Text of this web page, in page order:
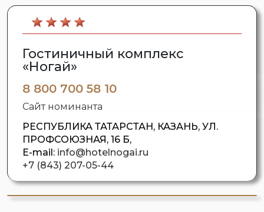
Гостиничный комплекс
«Ногай»
8 800 700 58 10
Сайт номинанта
РЕСПУБЛИКА ТАТАРСТАН, КАЗАНЬ, УЛ.
ПРОФСОЮЗНАЯ, 16 Б,
E-mail: info@hotelnogai.ru
+7 (843) 207-05-44